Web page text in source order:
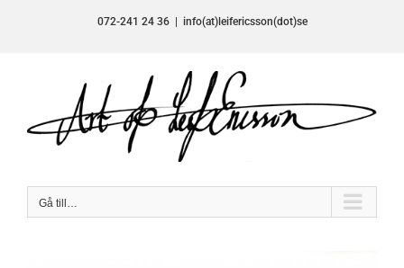
072-241 24 36 info(at)leifericsson(dot)se
Gå till…